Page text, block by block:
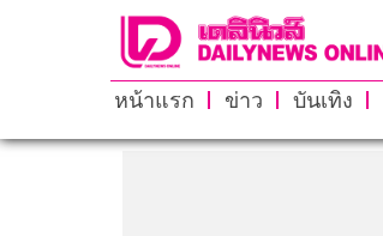
หน้าแรก ข่าว บันเทิง